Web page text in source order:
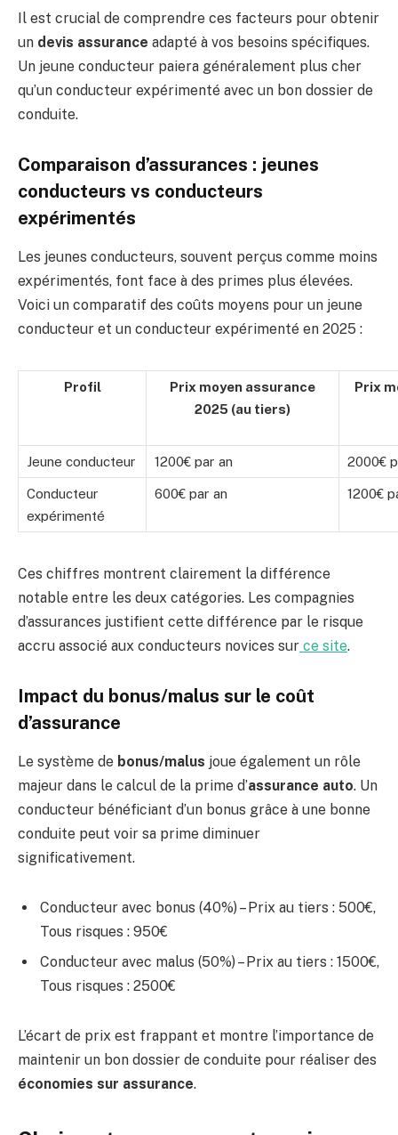
Il est crucial de comprendre ces facteurs pour obtenir
un devis assurance adapté à vos besoins spécifiques.
Un jeune conducteur paiera généralement plus cher
qu’un conducteur expérimenté avec un bon dossier de
conduite.
Comparaison d’assurances : jeunes
conducteurs vs conducteurs
expérimentés
Les jeunes conducteurs, souvent perçus comme moins
expérimentés, font face à des primes plus élevées.
Voici un comparatif des coûts moyens pour un jeune
conducteur et un conducteur expérimenté en 2025 :
Profil
Prix moyen assurance
2025 (au tiers)
Prix
Jeune conducteur 1200€ par an 2000€
Conducteur
expérimenté
600€ par an 1200€
Ces chiffres montrent clairement la différence
notable entre les deux catégories. Les compagnies
d’assurances justifient cette différence par le risque
accru associé aux conducteurs novices sur ce site.
Impact du bonus/malus sur le coût
d’assurance
Le système de bonus/malus joue également un rôle
majeur dans le calcul de la prime d’assurance auto. Un
conducteur bénéficiant d’un bonus grâce à une bonne
conduite peut voir sa prime diminuer
significativement.
Conducteur avec bonus (40%) – Prix au tiers : 500€,
Tous risques : 950€
Conducteur avec malus (50%) – Prix au tiers : 1500€,
Tous risques : 2500€
L’écart de prix est frappant et montre l’importance de
maintenir un bon dossier de conduite pour réaliser des
économies sur assurance.